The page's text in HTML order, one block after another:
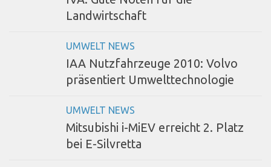
Landwirtschaft
UMWELT NEWS
IAA Nutzfahrzeuge 2010: Volvo
präsentiert Umwelttechnologie
UMWELT NEWS
Mitsubishi i-MiEV erreicht 2. Platz
bei E-Silvretta